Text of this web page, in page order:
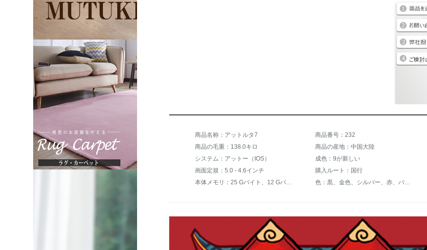
商品名称：アットルタ7 商品番号：232
商品の毛重：138.0キロ
商品の産地：中国大陸
システム：アットー（IOS）
成色：9が新しい
画面定規：5.0 - 4.6インチ
購入ルート：国行
本体メモリ：25 Gバイト、12 Gバイト、32 Gバイト
色：黒、金色、シルバー、赤、バラ金、黒